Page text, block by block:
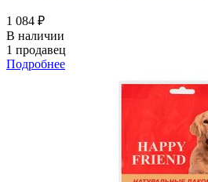
1 084 ₽
В наличии
1 продавец
Подробнее